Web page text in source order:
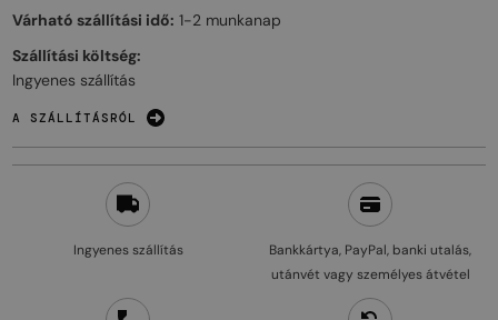
Ingyenes szállítás
Bankkártya, PayPal, banki utalás,
utánvét vagy személyes átvétel
Várható szállítási idő: 1-2 munkanap
Szállítási költség:
Ingyenes szállítás
A SZÁLLÍTÁSRÓL